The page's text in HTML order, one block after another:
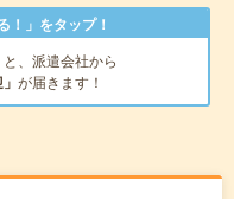
」をタップ！
、派遣会社から
が届きます！